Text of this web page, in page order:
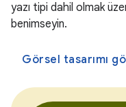
yazı tipi dahil olmak
benimseyin.
Görsel tasarımı